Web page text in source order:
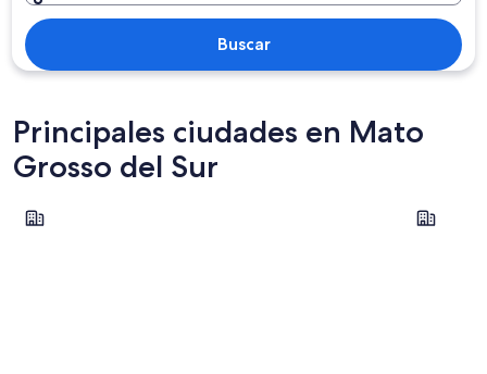
Buscar
Principales ciudades en Mato
Grosso del Sur
Campo Grande Ponta